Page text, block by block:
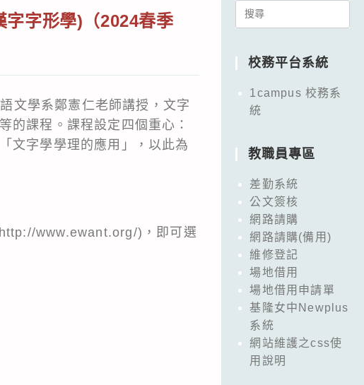
字字形學)（2024春季
文學系鄭憲仁老師講授，文字
的課程。課程設定四個重心：
文字學學理的應用」，以此為
www.ewant.org/)，即可選
Search
校務平台系統
1campus 校務系
統
教職員專區
差勤系統
公文簽核
網路請購
網路請購(備用)
維修登記
場地借用
場地借用申請單
基隆女中Newplus
系統
網站維護之css使
用說明